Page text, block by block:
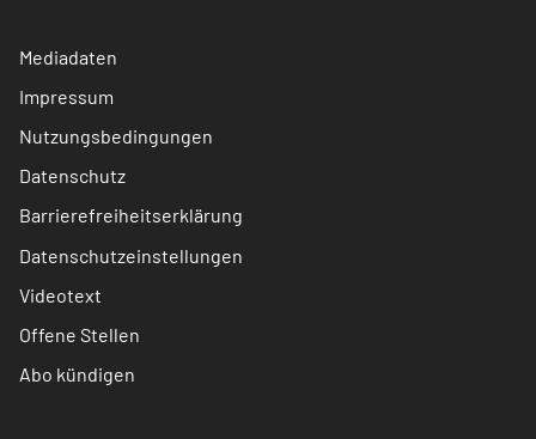
Mediadaten
Impressum
Nutzungsbedingungen
Datenschutz
Barrierefreiheitserklärung
Datenschutzeinstellungen
Videotext
Offene Stellen
Abo kündigen